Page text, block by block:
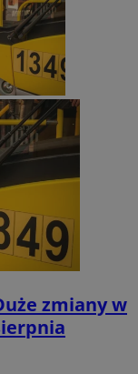
zmiany w